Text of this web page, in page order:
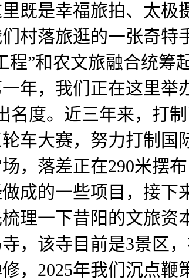
既是幸福旅拍、太极
村落旅逛的一张奇特
”和农文旅融合统筹
年，我们正在这里举
度。近三年来，打
车大赛，努力打制国
，落差正在290米摆
成的一些项目，接下
理一下昔阳的文旅资
，该寺目前是3景区，
，2025年我们沉点